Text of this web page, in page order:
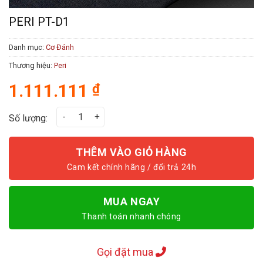
PERI PT-D1
Danh mục: Cơ Đánh
Thương hiệu: Peri
1.111.111 ₫
Số lượng: Peri PT-D1 số lượng
THÊM VÀO GIỎ HÀNG
MUA NGAY
Thanh toán nhanh chóng
Gọi đặt mua